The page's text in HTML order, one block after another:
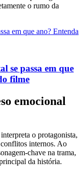
o rumo da
se passa em que
filme
emocional
o protagonista,
conflitos internos. Ao
chave na trama,
da história.